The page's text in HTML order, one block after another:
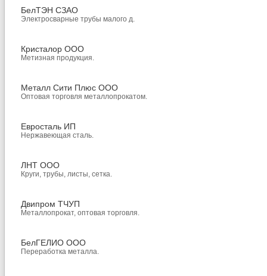
БелТЭН СЗАО
Электросварные трубы малого д.
Кристалор ООО
Метизная продукция.
Металл Сити Плюс ООО
Оптовая торговля металлопрокатом.
Евросталь ИП
Нержавеющая сталь.
ЛНТ ООО
Круги, трубы, листы, сетка.
Двипром ТЧУП
Металлопрокат, оптовая торговля.
БелГЕЛИО ООО
Переработка металла.